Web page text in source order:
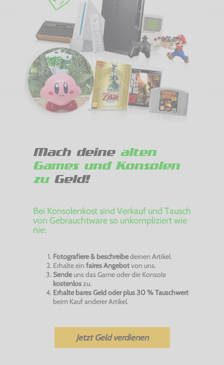
Mach deine alten
Games und Konsolen
zuGeld!
Bei Konsolenkost sind Verkauf und Tausch
von Gebrauchtware so unkompliziert wie
nie:
Fotografiere & beschreibedeinen Artikel.
Erhalte ein faires Angebotvon uns.
Sendeuns das Game oder die Konsole
kostenloszu.
Erhalte bares Geld oder plus 30 % Tauschwert
beim Kauf anderer Artikel.
Jetzt Geld verdienen